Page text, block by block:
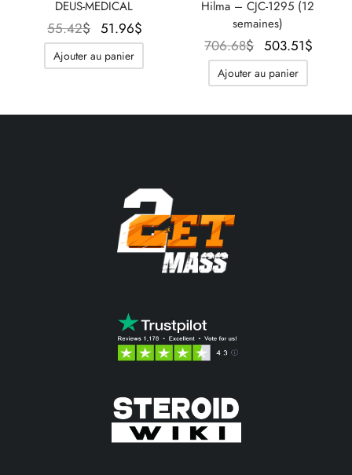
DEUS-MEDICAL
55.42$
Le prix
initial
était :
51.96$
Ajouter au panier
Hilma – CJC-1295 (12
semaines)
706.68$
Le prix
initial
était :
503.51$
Ajouter au panier